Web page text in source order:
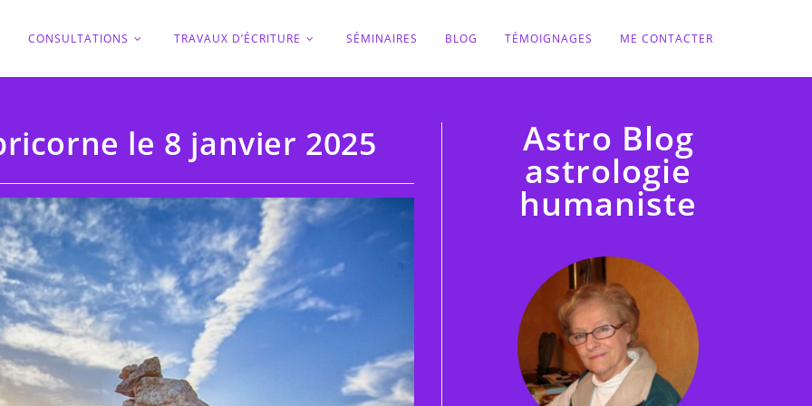
CONSULTATIONS TRAVAUX D’ÉCRITURE SÉMINAIRES BLOG TÉMOIGNAGES ME CONTACTER
le 8 janvier 2025 Astro Blog
astrologie
humaniste